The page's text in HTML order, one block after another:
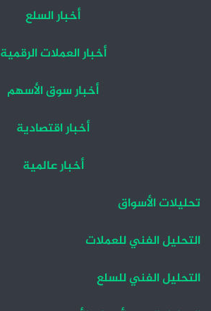
أخبار السلع
أخبار العملات الرقمية
أخبار سوق الأسهم
أخبار اقتصادية
أخبار عالمية
تحليلات الأسواق
التحليل الفني للعملات
التحليل الفني للسلع